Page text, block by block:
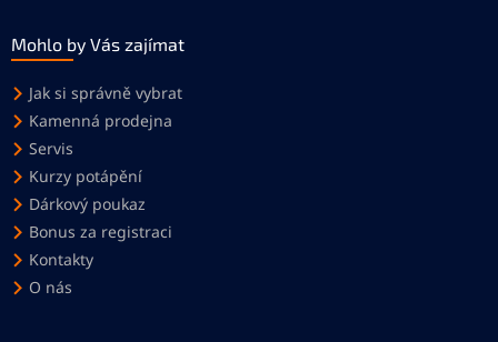
Mohlo by Vás zajímat
Jak si správně vybrat
Kamenná prodejna
Servis
Kurzy potápění
Dárkový poukaz
Bonus za registraci
Kontakty
O nás